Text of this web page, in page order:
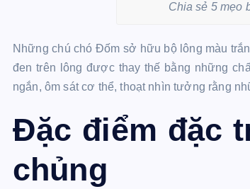
Chia sẻ 5 mẹo
Những chú chó Đốm sở hữu bộ lông màu
đen trên lông được thay thế bằng những
ngắn, ôm sát cơ thể, thoạt nhìn tưởng rằng
Đặc điểm đặc
chủng